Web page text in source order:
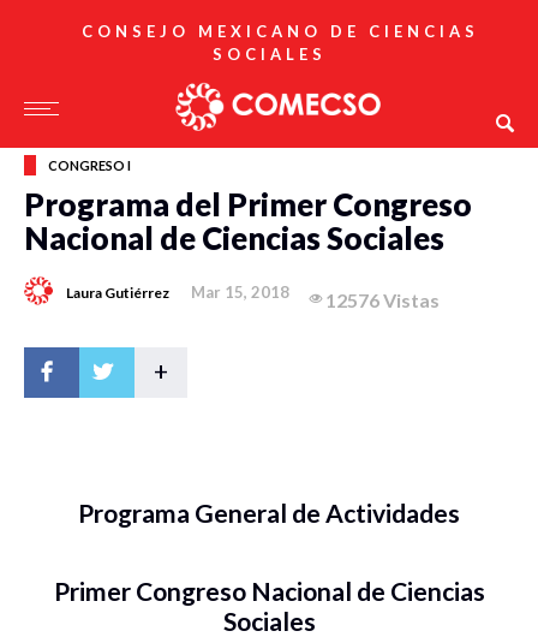
CONSEJO MEXICANO DE CIENCIAS
SOCIALES
CONGRESO I
Programa del Primer Congreso
Nacional de Ciencias Sociales
Laura Gutiérrez Mar 15, 2018 12576 Vistas
+
Programa General de Actividades
Primer Congreso Nacional de Ciencias
Sociales